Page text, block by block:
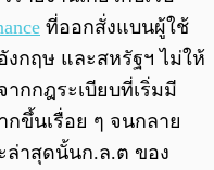
ที่ออกสั่งแบนผู้ใช้
กฤษ และสหรัฐฯ ไม่ให้
กกฎระเบียบที่เริ่มมี
กขึ้นเรื่อย ๆ จนกลาย
ล่าสุดนั้นก.ล.ต ของ